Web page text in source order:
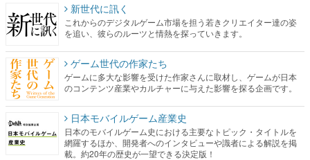
新世代に訊く
これからのデジタルゲーム市場を担う若きクリエイター達の姿
を追い、彼らのルーツと情熱を探っていきます。
ゲーム世代の作家たち
ゲームに多大な影響を受けた作家さんに取材し、ゲームが日本
のコンテンツ産業やカルチャーに与えた影響を探る企画です。
日本モバイルゲーム産業史
日本のモバイルゲーム史における主要なトピック・タイトルを
網羅するほか、開発者へのインタビューや識者による解説を掲
載。約20年の歴史が一望できる決定版！